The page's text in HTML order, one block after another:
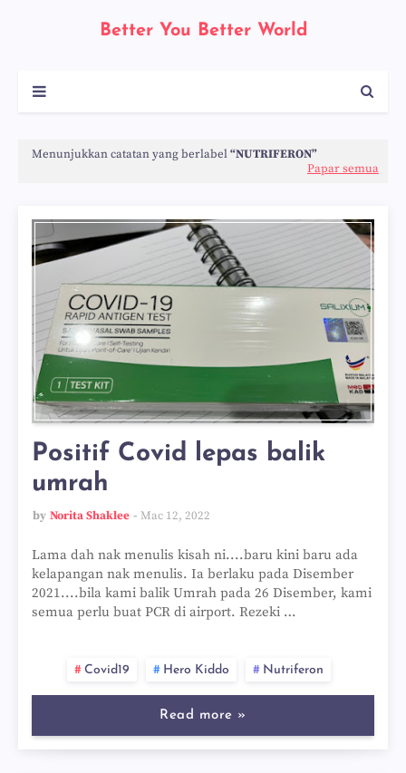
Better You Better World
Menunjukkan catatan yang berlabel NUTRIFERON
Papar semua
Positif Covid lepas balik
umrah
by Norita Shaklee Mac 12, 2022
Lama dah nak menulis kisah ni....baru kini baru ada
kelapangan nak menulis. Ia berlaku pada Disember
2021....bila kami balik Umrah pada 26 Disember, kami
semua perlu buat PCR di airport. Rezeki …
Covid19 Hero Kiddo Nutriferon
Read more »